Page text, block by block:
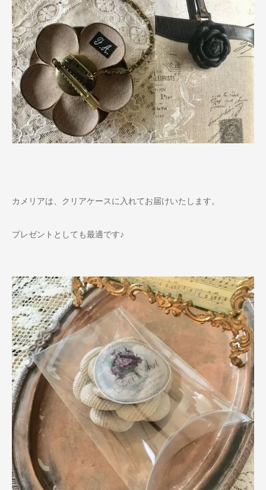
カメリアは、クリアケースに入れてお届けいたします。
プレゼントとしても最適です♪